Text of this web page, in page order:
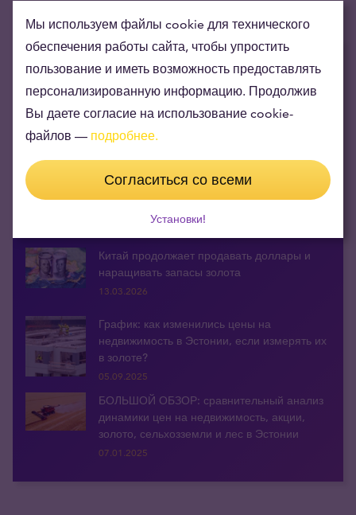
54,99 EUR/oz
+ 0,07 EUR
Рекомендуемые статьи
Опрос центробанков: рекордное число
стран планирует увеличить золотые
резервы
30.06.2026
Ежегодный рапорт Metals Focus: рынок
серебра и в этом году остается в дефиците
Китай продолжает продавать доллары и
наращивать запасы золота
13.03.2026
График: как изменились цены на
недвижимость в Эстонии, если измерять их
в золоте?
05.09.2025
БОЛЬШОЙ ОБЗОР: сравнительный анализ
динамики цен на недвижимость, акции,
золото, сельхозземли и лес в Эстонии
07.01.2025
Мы используем файлы cookie для технического
обеспечения работы сайта, чтобы упростить
пользование и иметь возможность предоставлять
персонализированную информацию. Продолжив
Вы даете согласие на использование cookie-
файлов — подробнее.
Согласиться со всеми
Установки!